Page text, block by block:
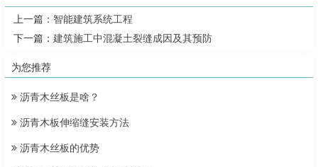
上一篇： 智能建筑系统工程
下一篇： 建筑施工中混凝土裂缝成因及其预防
为您推荐
沥青木丝板是啥？
沥青木板伸缩缝安装方法
沥青木丝板的优势